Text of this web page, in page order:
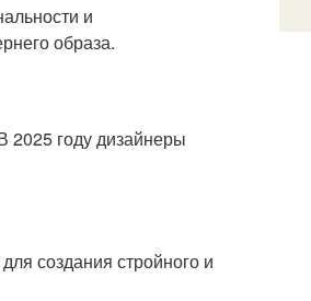
и
образа.
2025 году дизайнеры
создания стройного и